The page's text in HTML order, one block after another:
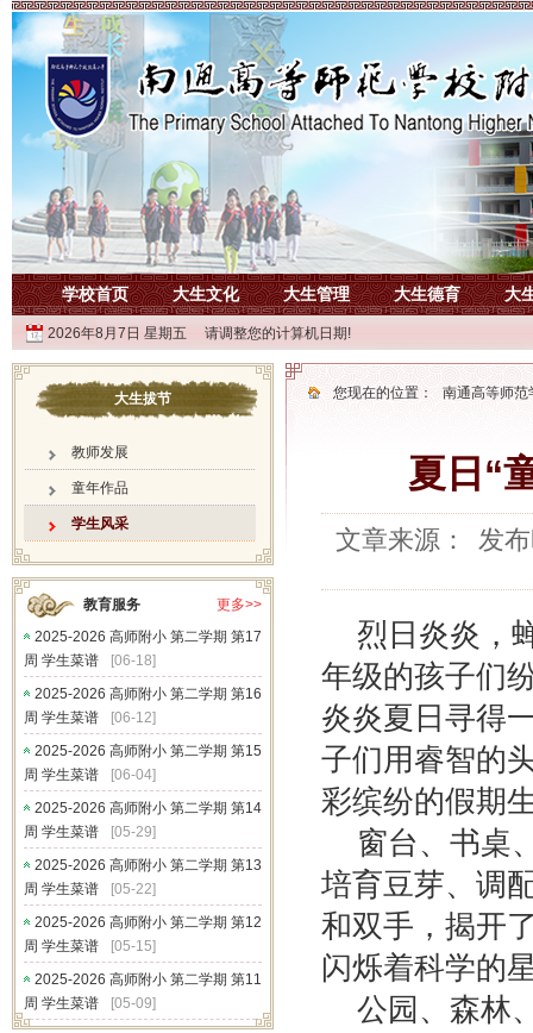
学校首页 大生文化 大生管理 大生德育 大
2026年8月7日 星期五 请调整您的计算机日期!
大生拔节
教师发展
童年作品
学生风采
更多>>
教育服务
2025-2026 高师附小 第二学期 第17
周 学生菜谱
[06-18]
2025-2026 高师附小 第二学期 第16
周 学生菜谱
[06-12]
2025-2026 高师附小 第二学期 第15
周 学生菜谱
[06-04]
2025-2026 高师附小 第二学期 第14
周 学生菜谱
[05-29]
2025-2026 高师附小 第二学期 第13
周 学生菜谱
[05-22]
2025-2026 高师附小 第二学期 第12
周 学生菜谱
[05-15]
2025-2026 高师附小 第二学期 第11
周 学生菜谱
[05-09]
您现在的位置： 南通高等师范
夏日“
文章来源： 发
烈日炎炎，
年级的孩子们
炎炎夏日寻得
子们用睿智的
彩缤纷的假期
窗台、书桌
培育豆芽、调
和双手，揭开
闪烁着科学的
公园、森林